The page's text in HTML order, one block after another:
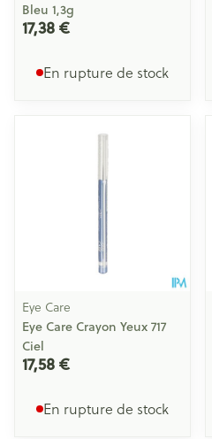
Bleu 1,3g
17,38 €
En rupture de stock
Eye Care
Eye Care Crayon Yeux 717
Ciel
17,58 €
En rupture de stock